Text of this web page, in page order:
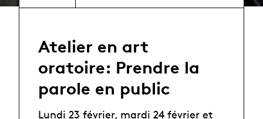
Atelier en art
oratoire: Prendre la
parole en public
Lundi 23 février, mardi 24 février et